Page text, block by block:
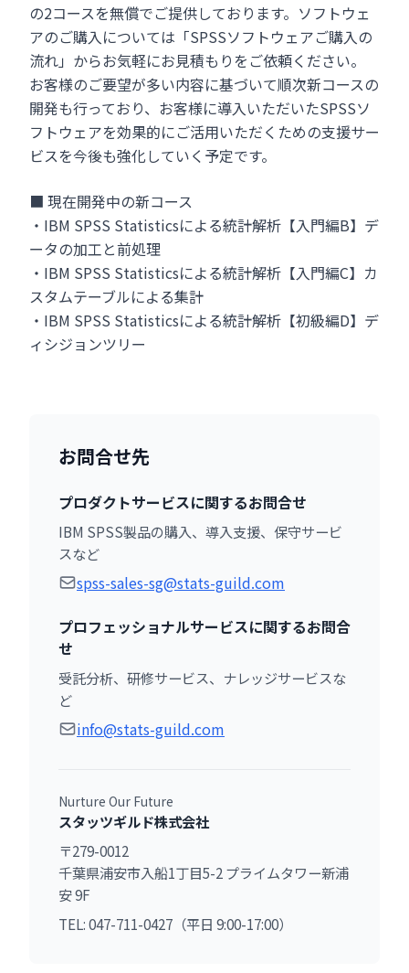
の2コースを無償でご提供しております。ソフトウェ
アのご購入については「SPSSソフトウェアご購入の
流れ」からお気軽にお見積もりをご依頼ください。
お客様のご要望が多い内容に基づいて順次新コースの
開発も行っており、お客様に導入いただいたSPSSソ
フトウェアを効果的にご活用いただくための支援サー
ビスを今後も強化していく予定です。
■ 現在開発中の新コース
・IBM SPSS Statisticsによる統計解析【入門編B】デ
ータの加工と前処理
・IBM SPSS Statisticsによる統計解析【入門編C】カ
スタムテーブルによる集計
・IBM SPSS Statisticsによる統計解析【初級編D】デ
ィシジョンツリー
お問合せ先
プロダクトサービスに関するお問合せ
IBM SPSS製品の購入、導入支援、保守サービ
スなど
spss-sales-sg@stats-guild.com
プロフェッショナルサービスに関するお問合
せ
受託分析、研修サービス、ナレッジサービスな
ど
info@stats-guild.com
Nurture Our Future
スタッツギルド株式会社
〒279-0012
千葉県浦安市入船1丁目5-2 プライムタワー新浦
安 9F
TEL: 047-711-0427（平日 9:00-17:00）